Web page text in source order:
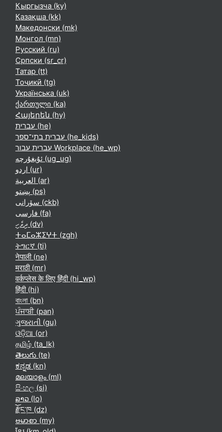
Кыргызча ‎(ky)‎
Қазақша ‎(kk)‎
Македонски ‎(mk)‎
Монгол ‎(mn)‎
Русский ‎(ru)‎
Српски ‎(sr_cr)‎
Татар ‎(tt)‎
Тоҷикӣ ‎(tg)‎
Українська ‎(uk)‎
ქართული ‎(ka)‎
Հայերեն ‎(hy)‎
עברית ‎(he)‎
עברית בתי־ספר ‎(he_kids)‎
עברית עבור Workplace ‎(he_wp)‎
ئۇيغۇرچە ‎(ug_ug)‎
اردو ‎(ur)‎
العربية ‎(ar)‎
پښتو ‎(ps)‎
سۆرانی ‎(ckb)‎
فارسی ‎(fa)‎
ދިވެހި ‎(dv)‎
ⵜⴰⵎⴰⵣⵉⵖⵜ ‎(zgh)‎
ትግርኛ ‎(ti)‎
नेपाली ‎(ne)‎
मराठी ‎(mr)‎
वर्कप्लेस के लिए हिंदी ‎(hi_wp)‎
हिंदी ‎(hi)‎
বাংলা ‎(bn)‎
ਪੰਜਾਬੀ ‎(pan)‎
ગુજરાતી ‎(gu)‎
ଓଡ଼ିଆ ‎(or)‎
தமிழ் ‎(ta_lk)‎
తెలుగు ‎(te)‎
ಕನ್ನಡ ‎(kn)‎
മലയാളം ‎(ml)‎
සිංහල ‎(si)‎
ລາວ ‎(lo)‎
རྫོང་ཁ ‎(dz)‎
ဗမာစာ ‎(my)‎